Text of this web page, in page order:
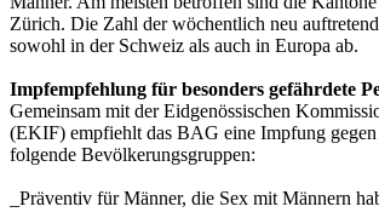
Zürich. Die Zahl der wöchentlich neu
sowohl in der Schweiz als auch in Europa ab.
Impfempfehlung für besonders gefährdete
Gemeinsam mit der Eidgenössischen
(EKIF) empfiehlt das BAG eine Impfung
folgende Bevölkerungsgruppen:
_Präventiv für Männer, die Sex mit Männern